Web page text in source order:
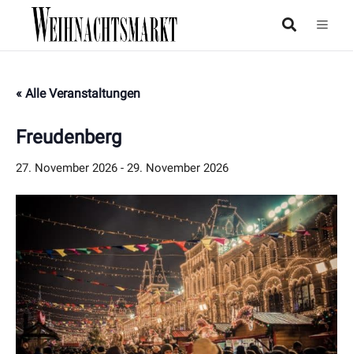
« Alle Veranstaltungen
Freudenberg
27. November 2026 - 29. November 2026